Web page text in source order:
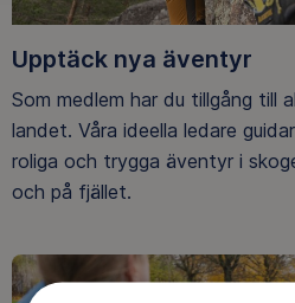
Upptäck nya äventyr
Som medlem har du tillgång till
landet. Våra ideella ledare
roliga och trygga äventyr i
och på fjället.